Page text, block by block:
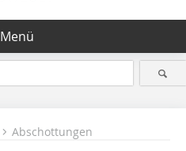
Menü
Abschottungen